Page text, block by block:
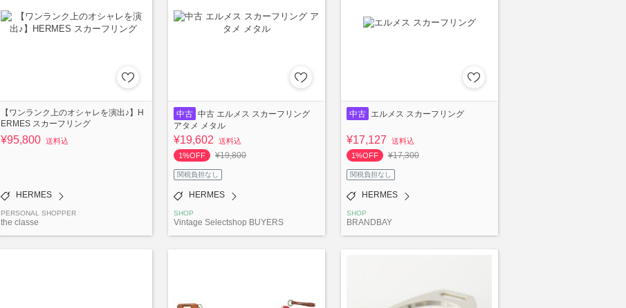
【ワンランク上のオシャレを演出♪】H
ERMES スカーフリング
¥95,800 送料込
HERMES
PERSONAL SHOPPER
the classe
中古 中古 エルメス スカーフリング
アタメ メタル
¥19,602
送料込
1%OFF
¥19,800
関税負担なし
HERMES
SHOP
Vintage Selectshop BUYERS
中古 エルメス スカーフリング
¥17,127
送料込
1%OFF
¥17,300
関税負担なし
HERMES
SHOP
BRANDBAY